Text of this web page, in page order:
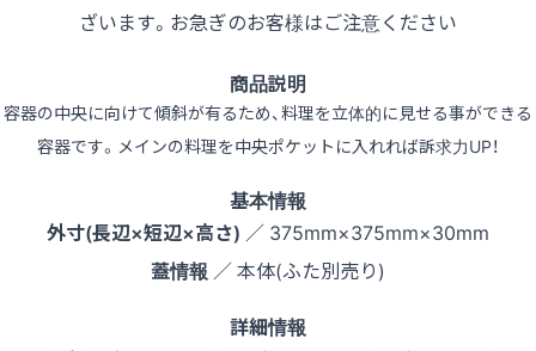
ざいます。お急ぎのお客様はご注意ください
商品説明
容器の中央に向けて傾斜が有るため、料理を立体的に見せる事ができる
容器です。メインの料理を中央ポケットに入れれば訴求力UP！
基本情報
外寸(長辺×短辺×高さ) ／ 375mm×375mm×30mm
蓋情報 ／ 本体(ふた別売り)
詳細情報